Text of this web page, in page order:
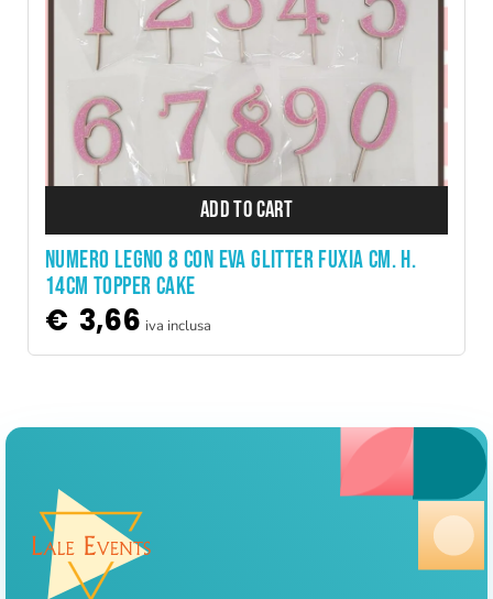
ADD TO CART
NUMERO LEGNO 8 CON EVA GLITTER FUXIA CM. H.
14CM TOPPER CAKE
€ 3,66 iva inclusa